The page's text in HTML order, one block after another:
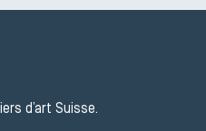
d’art Suisse.